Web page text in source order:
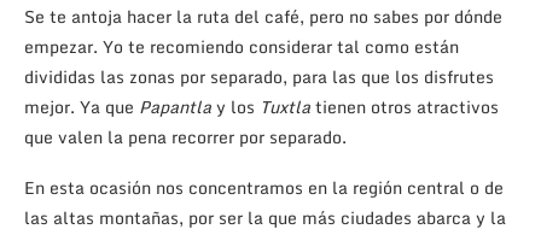
Se te antoja hacer la ruta del café, pero no sabes por dónde
empezar. Yo te recomiendo considerar tal como están
divididas las zonas por separado, para las que los disfrutes
mejor. Ya que Papantlay los Tuxtlatienen otros atractivos
que valen la pena recorrer por separado.
En esta ocasión nos concentramos en la región central o de
las altas montañas, por ser la que más ciudades abarca y la